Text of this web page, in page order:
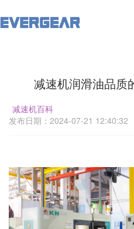
减速机润滑油品质
减速机百科
发布日期：2024-07-21 12:40:32